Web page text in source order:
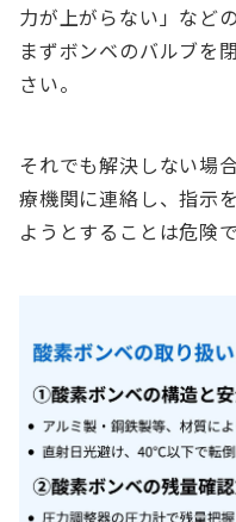
力が上がらない」など
まずボンベのバルブを
さい。
それでも解決しない場
療機関に連絡し、指示
ようとすることは危険で